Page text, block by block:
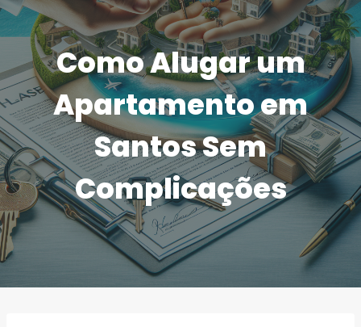
Como Alugar um
Apartamento em
Santos Sem
Complicações